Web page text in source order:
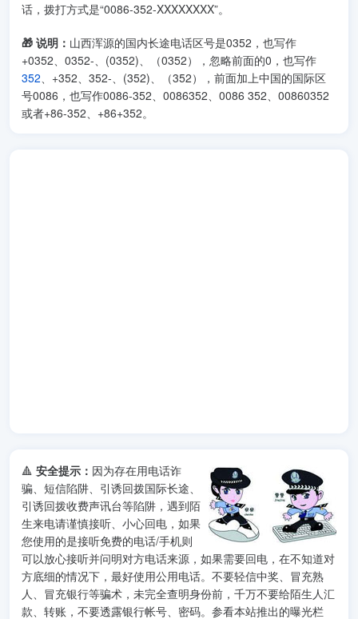
话，拨打方式是“0086-352-XXXXXXXX”。
🎁 说明： 山西浑源的国内长途电话区号是0352，也写作
+0352、0352-、(0352)、（0352），忽略前面的0，也写作
352、+352、352-、(352)、（352），前面加上中国的国际区
号0086，也写作0086-352、0086352、0086 352、00860352
或者+86-352、+86+352。
🔺 安全提示： 因为存在用电话诈
骗、短信陷阱、引诱回拨国际长途、
引诱回拨收费声讯台等陷阱，遇到陌
生来电请谨慎接听、小心回电，如果
您使用的是接听免费的电话/手机则
可以放心接听并问明对方电话来源，如果需要回电，在不知道对
方底细的情况下，最好使用公用电话。不要轻信中奖、冒充熟
人、冒充银行等骗术，未完全查明身份前，千万不要给陌生人汇
款、转账，不要透露银行帐号、密码。参看本站推出的曝光栏